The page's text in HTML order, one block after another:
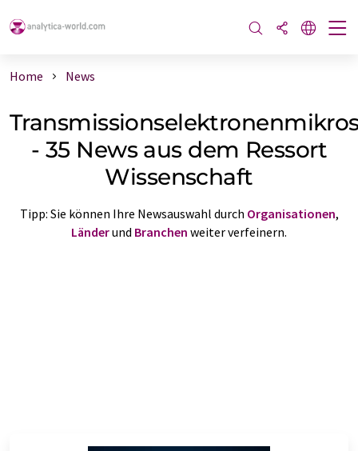
Home News
- 35 News aus dem Ressort
Wissenschaft
Tipp: Sie können Ihre Newsauswahl durch Organisationen,
Länderund Branchen weiter verfeinern.